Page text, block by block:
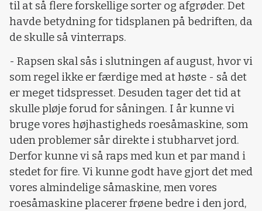
til at så flere forskellige sorter og afgrøder. Det
havde betydning for tidsplanen på bedriften, da
de skulle så vinterraps.
- Rapsen skal sås i slutningen af august, hvor vi
som regel ikke er færdige med at høste - så det
er meget tidspresset. Desuden tager det tid at
skulle pløje forud for såningen. I år kunne vi
bruge vores højhastigheds roesåmaskine, som
uden problemer sår direkte i stubharvet jord.
Derfor kunne vi så raps med kun et par mand i
stedet for fire. Vi kunne godt have gjort det med
vores almindelige såmaskine, men vores
roesåmaskine placerer frøene bedre i den jord,